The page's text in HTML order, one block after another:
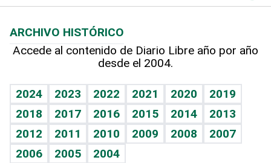
Hablando con el pediatra
Vida y familia
Eñe
Celebrando la vida
Sin complejos
Línea de hit
TBT Deportivo
Hecho en casa
Guía del dinero
Cumpleaños
Horóscopos
Crucigramas
ARCHIVO HISTÓRICO
Accede al contenido de Diario Libre año por año
desde el 2004.
2024 2023 2022 2021 2020
2019
2018
2017 2016 2015 2014
2013
2012
2011 2010 2009 2008
2007
2006
2005 2004